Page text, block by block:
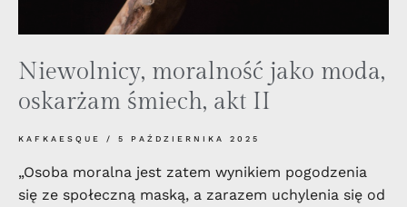
Niewolnicy, moralność jako moda,
oskarżam śmiech, akt II
KAFKAESQUE 5 PAŹDZIERNIKA 2025
„Osoba moralna jest zatem wynikiem pogodzenia
się ze społeczną maską, a zarazem uchylenia się od